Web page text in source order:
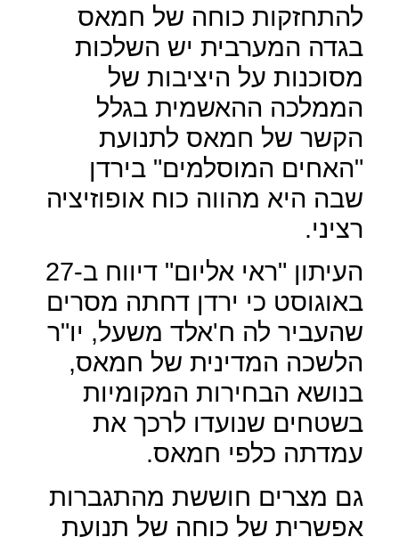
להתחזקות כוחה של חמאס
בגדה המערבית יש השלכות
מסוכנות על היציבות של
הממלכה ההאשמית בגלל
הקשר של חמאס לתנועת
"האחים המוסלמים" בירדן
שבה היא מהווה כוח אופוזיציה
רציני.
העיתון "ראי אליום" דיווח ב-27
באוגוסט כי ירדן דחתה מסרים
שהעביר לה ח'אלד משעל, יו"ר
הלשכה המדינית של חמאס,
בנושא הבחירות המקומיות
בשטחים שנועדו לרכך את
עמדתה כלפי חמאס.
גם מצרים חוששת מהתגברות
אפשרית של כוחה של תנועת